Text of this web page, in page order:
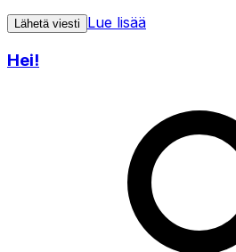
Lähetä viesti Lue lisää
Hei!